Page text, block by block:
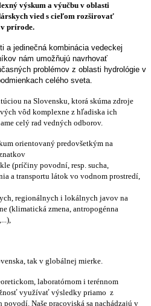
výskum a výučbu v oblasti
vied s cieľom rozširovať
v prírode.
a jedinečná kombinácia vedeckej
nám umožňujú navrhovať
problémov z oblasti hydrológie v
celého sveta.
na Slovensku, ktorá skúma zdroje
vôd komplexne z hľadiska ich
celý rad vedných odborov.
orientovaný predovšetkým na
(príčiny povodní, resp. sucha,
a transportu látok vo vodnom prostredí,
regionálnych i lokálnych javov na
(klimatická zmena, antropogénna
tak v globálnej mierke.
laboratórnom i terénnom
využívať výsledky priamo z
Naše pracoviská sa nachádzajú v